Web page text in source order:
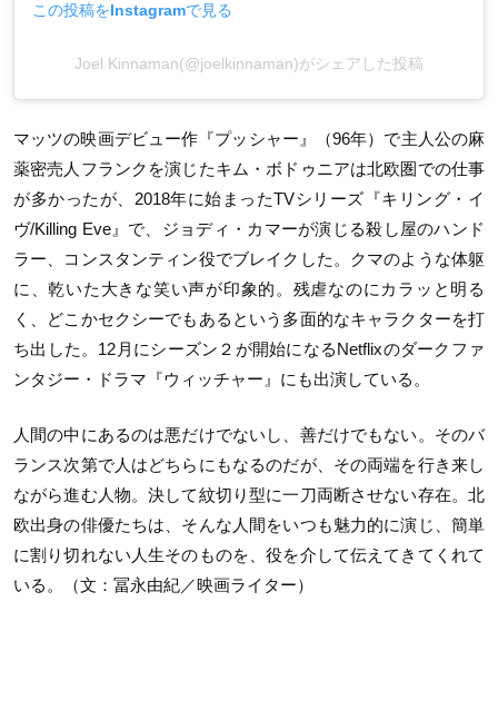
この投稿をInstagramで見る
Joel Kinnaman(@joelkinnaman)がシェアした投稿
マッツの映画デビュー作『プッシャー』（96年）で主人公の麻
薬密売人フランクを演じたキム・ボドゥニアは北欧圏での仕事
が多かったが、2018年に始まったTVシリーズ『キリング・イ
ヴ/Killing Eve』で、ジョディ・カマーが演じる殺し屋のハンド
ラー、コンスタンティン役でブレイクした。クマのような体躯
に、乾いた大きな笑い声が印象的。残虐なのにカラッと明る
く、どこかセクシーでもあるという多面的なキャラクターを打
ち出した。12月にシーズン２が開始になるNetflixのダークファ
ンタジー・ドラマ『ウィッチャー』にも出演している。
人間の中にあるのは悪だけでないし、善だけでもない。そのバ
ランス次第で人はどちらにもなるのだが、その両端を行き来し
ながら進む人物。決して紋切り型に一刀両断させない存在。北
欧出身の俳優たちは、そんな人間をいつも魅力的に演じ、簡単
に割り切れない人生そのものを、役を介して伝えてきてくれて
いる。（文：冨永由紀／映画ライター）